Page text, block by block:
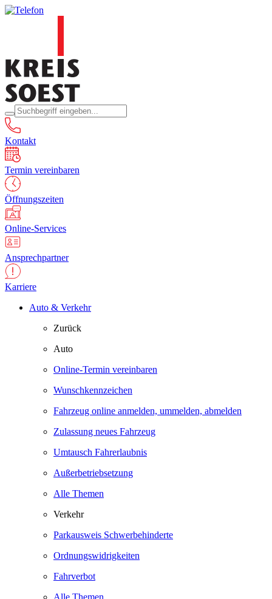
Kontakt
Termin vereinbaren
Öffnungszeiten
Online-Services
Ansprechpartner
Karriere
Auto & Verkehr
Zurück
Auto
Online-Termin vereinbaren
Wunschkennzeichen
Fahrzeug online anmelden, ummelden, abmelden
Zulassung neues Fahrzeug
Umtausch Fahrerlaubnis
Außerbetriebsetzung
Alle Themen
Verkehr
Parkausweis Schwerbehinderte
Ordnungswidrigkeiten
Fahrverbot
Alle Themen